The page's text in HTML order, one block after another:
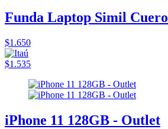
Funda Laptop Simil Cuero
$1.650
$1.535
iPhone 11 128GB - Outlet